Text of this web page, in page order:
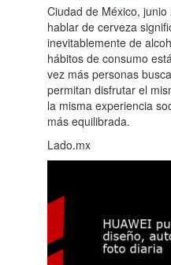
Ciudad de México,
hablar de cerveza
inevitablemente de
hábitos de consumo
vez más personas
permitan disfrutar el
la misma experiencia
más equilibrada.
Lado.mx